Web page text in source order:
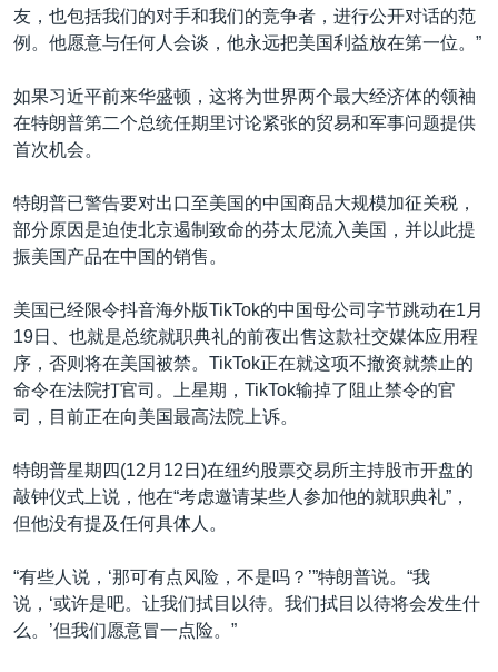
友，也包括我们的对手和我们的竞争者，进行公开对话的范
例。他愿意与任何人会谈，他永远把美国利益放在第一位。”
如果习近平前来华盛顿，这将为世界两个最大经济体的领袖
在特朗普第二个总统任期里讨论紧张的贸易和军事问题提供
首次机会。
特朗普已警告要对出口至美国的中国商品大规模加征关税，
部分原因是迫使北京遏制致命的芬太尼流入美国，并以此提
振美国产品在中国的销售。
美国已经限令抖音海外版TikTok的中国母公司字节跳动在1月
19日、也就是总统就职典礼的前夜出售这款社交媒体应用程
序，否则将在美国被禁。TikTok正在就这项不撤资就禁止的
命令在法院打官司。上星期，TikTok输掉了阻止禁令的官
司，目前正在向美国最高法院上诉。
特朗普星期四(12月12日)在纽约股票交易所主持股市开盘的
敲钟仪式上说，他在“考虑邀请某些人参加他的就职典礼”，
但他没有提及任何具体人。
“有些人说，‘那可有点风险，不是吗？’”特朗普说。“我
说，‘或许是吧。让我们拭目以待。我们拭目以待将会发生什
么。’但我们愿意冒一点险。”